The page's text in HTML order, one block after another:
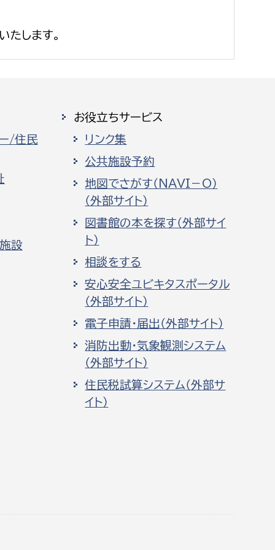
します。
/住民
設
お役立ちサービス
リンク集
公共施設予約
地図でさがす（NAVI－O）
（外部サイト）
図書館の本を探す（外部サイ
ト）
相談をする
安心安全ユビキタスポータル
（外部サイト）
電子申請・届出（外部サイト）
消防出動・気象観測システム
（外部サイト）
住民税試算システム（外部サ
イト）